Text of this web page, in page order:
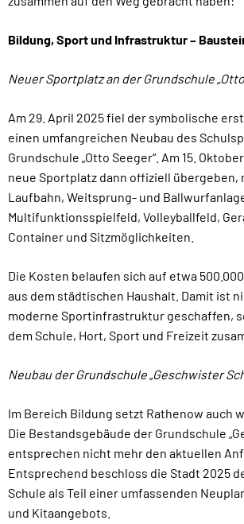
Bildung, Sport und Infrastruktur –
Neuer Sportplatz an der Grundschule
Am 29. April 2025 fiel der symbolische
einen umfangreichen Neubau des
Grundschule „Otto Seeger“. Am 15.
neue Sportplatz dann offiziell übergeben,
Laufbahn, Weitsprung- und
Multifunktionsspielfeld, Volleyballfeld,
Container und Sitzmöglichkeiten.
Die Kosten belaufen sich auf etwa
aus dem städtischen Haushalt. Damit ist
moderne Sportinfrastruktur geschaffen,
dem Schule, Hort, Sport und Freizeit
Neubau der Grundschule „Geschwister
Im Bereich Bildung setzt Rathenow auch
Die Bestandsgebäude der Grundschule
entsprechen nicht mehr den aktuellen
Entsprechend beschloss die Stadt 2025
Schule als Teil einer umfassenden
und Kitaangebots.